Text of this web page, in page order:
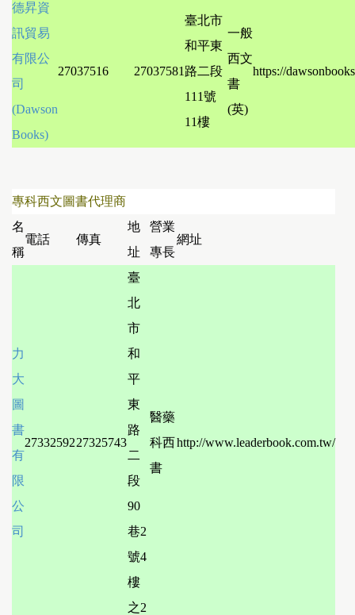
德昇資
訊貿易
有限公
司
(Dawson
Books)
27037516 27037581
臺北市
和平東
路二段
111號
11樓
一般
西文
書
(英)
https://
專科西文圖書代理商
名
稱
電話 傳真
地
址
營業
專長
網址
力
大
圖
書
有
限
公
司
2733259227325743
臺
北
市
和
平
東
路
二
段
90
巷2
號4
樓
之2
醫藥
科西
書
http://www.leaderbook.com.tw/